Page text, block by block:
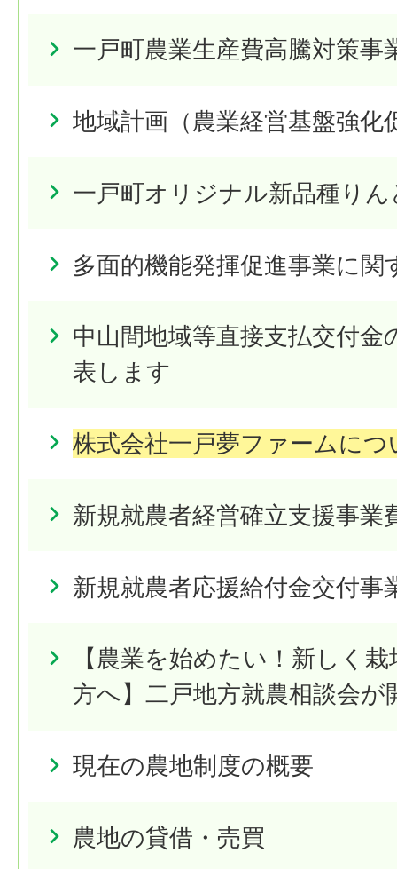
一戸町農業生産費高騰対策事
地域計画（農業経営基盤強化
一戸町オリジナル新品種り
多面的機能発揮促進事業に関
中山間地域等直接支払交付
表します
株式会社一戸夢ファームにつ
新規就農者経営確立支援事業
新規就農者応援給付金交付事
【農業を始めたい！新しく
方へ】二戸地方就農相談会が
現在の農地制度の概要
農地の貸借・売買